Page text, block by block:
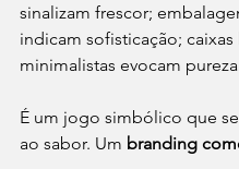
sinalizam frescor;
indicam sofisticação; caixas
minimalistas evocam
É um jogo simbólico que
ao sabor. Um branding